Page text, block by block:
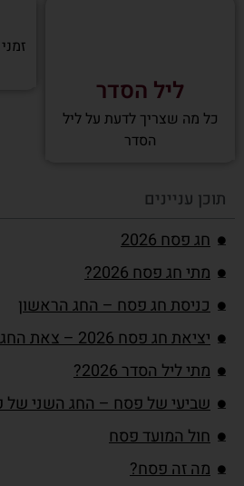
ליל הסדר
כל מה שצריך לדעת על ליל
הסדר
תוכן עניינים
חג פסח 2026
מתי חג פסח 2026?
כניסת חג פסח – החג הראשון
יציאת חג פסח 2026 – צאת החג הראשון
מתי ליל הסדר 2026?
שביעי של פסח – החג השני של פסח
חול המועד פסח
מה זה פסח?